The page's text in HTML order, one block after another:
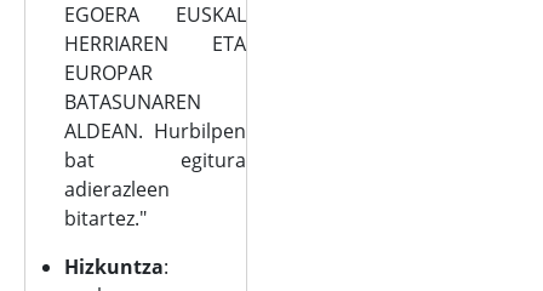
EGOERA EUSKAL
HERRIAREN ETA
EUROPAR
BATASUNAREN
ALDEAN. Hurbilpen
bat egitura
adierazleen
bitartez."
Hizkuntza: